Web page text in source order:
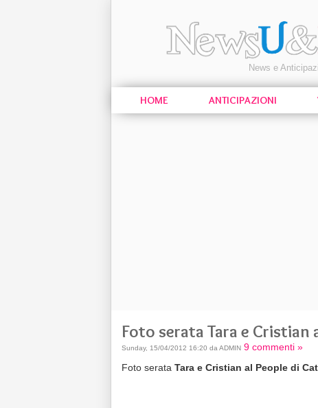
News e
HOME ANTICIPAZIONI
Foto serata Tara e Cristian
Sunday, 15/04/2012 16:20 da ADMIN 9 commenti »
Foto serata Tara e Cristian al People di